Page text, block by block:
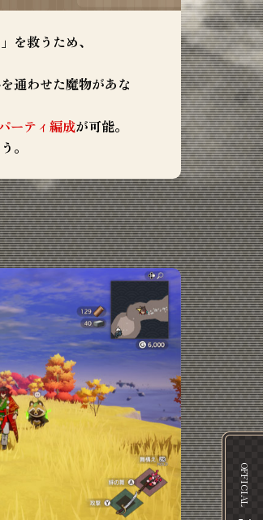
を救うため、
通わせた魔物があな
ーティ編成が可能。
。
OFFICIAL